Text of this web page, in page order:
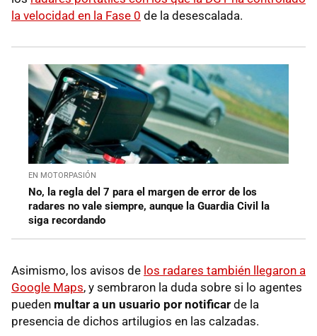
la velocidad en la Fase 0 de la desescalada.
EN MOTORPASIÓN
No, la regla del 7 para el margen de error de los
radares no vale siempre, aunque la Guardia Civil la
siga recordando
Asimismo, los avisos de los radares también llegaron a
Google Maps, y sembraron la duda sobre si lo agentes
pueden multar a un usuario por notificar de la
presencia de dichos artilugios en las calzadas.